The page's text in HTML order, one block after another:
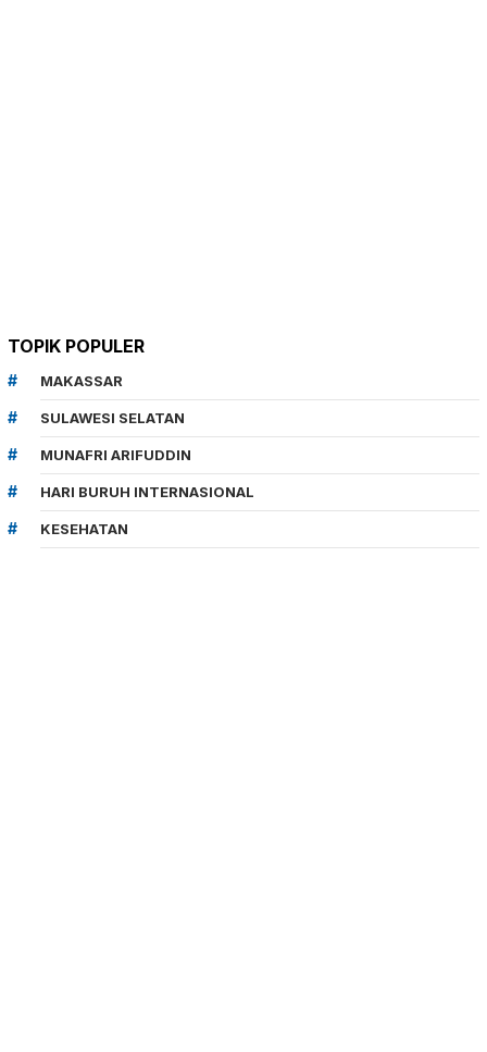
TOPIK POPULER
MAKASSAR
SULAWESI SELATAN
MUNAFRI ARIFUDDIN
HARI BURUH INTERNASIONAL
KESEHATAN